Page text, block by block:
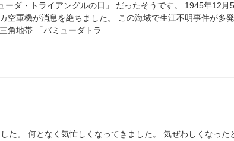
ーダ・トライアングルの日」 だったそうです。 1945年12月5
空軍機が消息を絶ちました。 この海域で生江不明事件が多
角地帯 「バミューダトラ …
た。 何となく気忙しくなってきました。 気ぜわしくなった